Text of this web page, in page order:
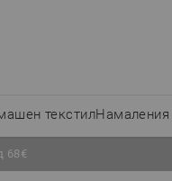
текстилНамаления
68€